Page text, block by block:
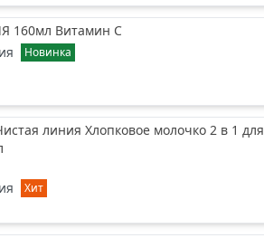
160мл Витамин С
Новинка
линия Хлопковое молочко 2 в 1 для
Хит